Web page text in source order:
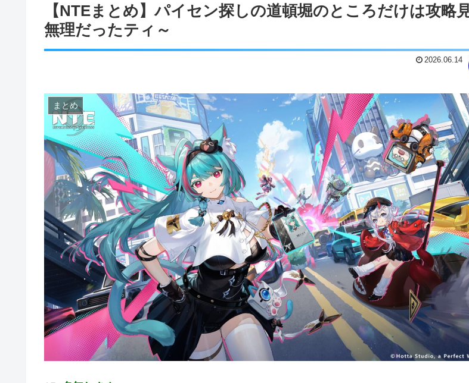
【NTEまとめ】パイセン探しの道頓堀のところだけは攻略
無理だったティ～
2026.06.14
まとめ